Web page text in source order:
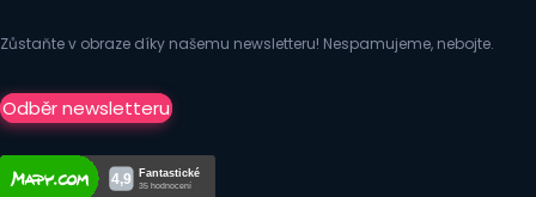
Zůstaňte v obraze díky našemu newsletteru! Nespamujeme, nebojte.
Odběr newsletteru